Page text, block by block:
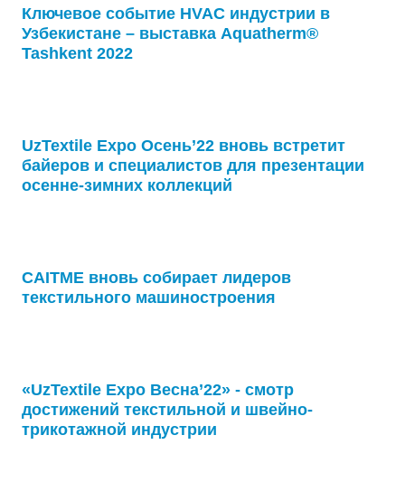
Ключевое событие HVAC индустрии в
Узбекистане – выставка Aquatherm®
Tashkent 2022
UzTextile Expo Осень’22 вновь встретит
байеров и специалистов для презентации
осенне-зимних коллекций
CAITME вновь собирает лидеров
текстильного машиностроения
«UzTextile Expo Весна’22» - смотр
достижений текстильной и швейно-
трикотажной индустрии